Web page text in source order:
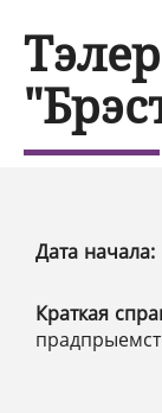
Дата начала:
Краткая